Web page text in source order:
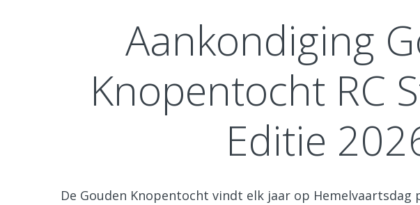
Aankondiging
Knopentocht RC
Editie
De Gouden Knopentocht vindt elk jaar op